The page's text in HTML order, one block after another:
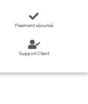
Paiement sécurisé
Support Client